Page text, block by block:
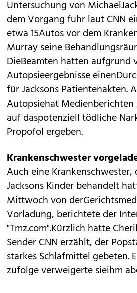
Untersuchung von
dem Vorgang fuhr laut CNN
etwa 15Autos vor dem
Murray seine
DieBeamten hatten aufgrund
Autopsieergebnisse
für Jacksons Patientenakten.
Autopsiehat
aufdaspotenziell tödliche
Propofol ergeben.
Krankenschwester
Auch eine Krankenschwester,
Jacksons Kinder behandelt
Mittwoch von
Vorladung, berichtete der
"Tmz.com".Kürzlich hatte
Sender CNN erzählt, der
starkes Schlafmittel gebeten.
zufolge verweigerte sieihm